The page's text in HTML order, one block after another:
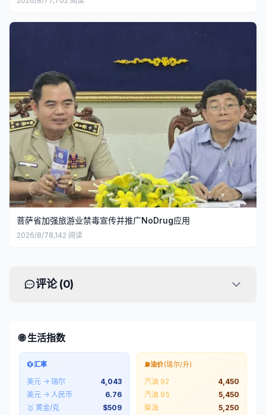
菩萨省加强旅游业禁毒宣传并推广NoDrug应用
2026/8/78,142 阅读
评论 (0)
🌐 生活指数
💱汇率
美元 → 瑞尔
4,043
美元 → 人民币
6.76
🥇 黄金/克
$509
⛽油价(瑞尔/升)
汽油 92
4,450
汽油 95
5,450
柴油
5,250